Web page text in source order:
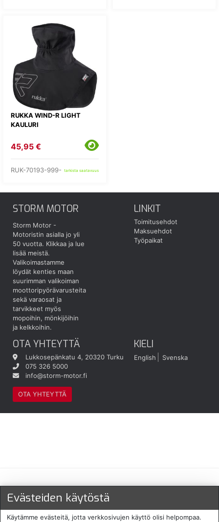
RUKKA WIND-R LIGHT
KAULURI
45,95 €
RUK-70193-999- tarkista saatavuus
STORM MOTOR
Storm Motor -
Motoristin asialla jo yli
50 vuotta. Klikkaa ja lue
lisää meistä.
Valikoimastamme
löydät kenties maan
suurimman valikoiman
moottoripyörävarusteita
sekä varaosat ja
tarvikkeet myös
mopoihin, mönkijöihin
ja kelkkoihin.
LINKIT
Toimitusehdot
Maksuehdot
Työpaikat
OTA YHTEYTTÄ
Lukkosepänkatu 4, 20320 Turku
075 326 5000
info@storm-motor.fi
OTA YHTEYTTÄ
KIELI
English Svenska
Maksu- ja toimitustavat
Evästeiden käytöstä
Käytämme evästeitä, jotta verkkosivujen käyttö olisi helpompaa.